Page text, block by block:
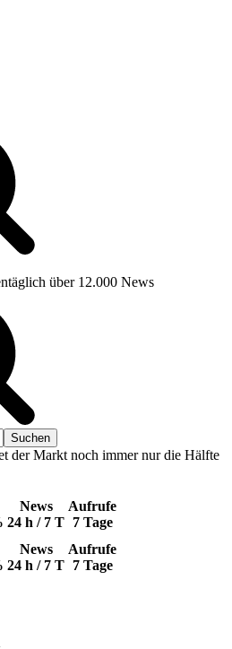
über 12.000 News
der Markt noch immer nur die Hälfte
News
24 h / 7 T
Aufrufe
7 Tage
News
24 h / 7 T
Aufrufe
7 Tage